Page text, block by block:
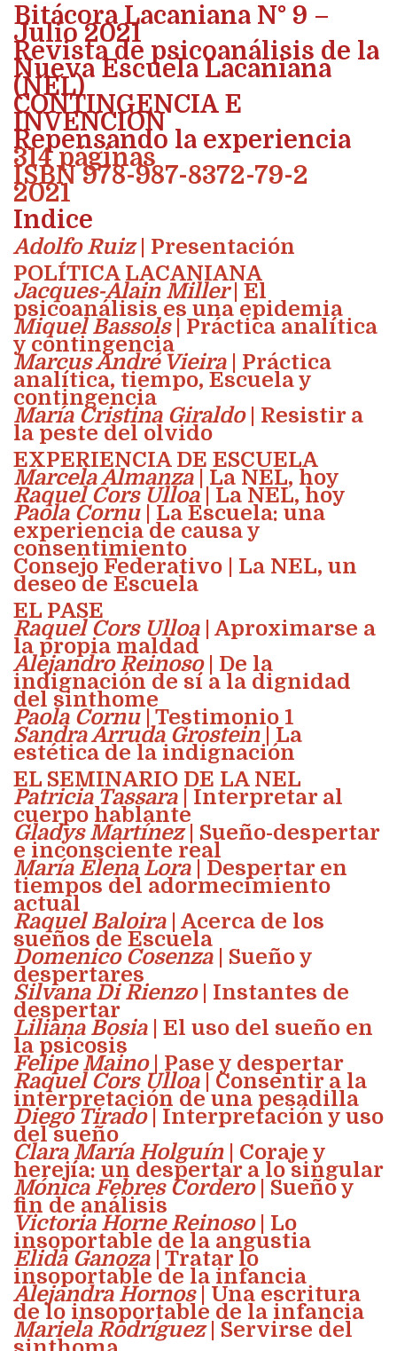
Bitácora Lacaniana N° 9 –
Julio 2021
Revista de psicoanálisis de la
Nueva Escuela Lacaniana
(NEL)
CONTINGENCIA E
INVENCION
Repensando la experiencia
314 páginas
ISBN 978-987-8372-79-2
2021
Indice
Adolfo Ruiz| Presentación
POLÍTICA LACANIANA
Jacques-Alain Miller| El
psicoanálisis es una epidemia
Miquel Bassols| Práctica analítica
y contingencia
Marcus André Vieira| Práctica
analítica, tiempo, Escuela y
contingencia
María Cristina Giraldo| Resistir a
la peste del olvido
EXPERIENCIA DE ESCUELA
Marcela Almanza| La NEL, hoy
Raquel Cors Ulloa| La NEL, hoy
Paola Cornu| La Escuela: una
experiencia de causa y
consentimiento
Consejo Federativo | La NEL, un
deseo de Escuela
EL PASE
Raquel Cors Ulloa| Aproximarse a
la propia maldad
Alejandro Reinoso| De la
indignación de sí a la dignidad
del sinthome
Paola Cornu| Testimonio 1
Sandra Arruda Grostein| La
estética de la indignación
EL SEMINARIO DE LA NEL
Patricia Tassara| Interpretar al
cuerpo hablante
Gladys Martínez| Sueño-despertar
e inconsciente real
María Elena Lora| Despertar en
tiempos del adormecimiento
actual
Raquel Baloira| Acerca de los
sueños de Escuela
Domenico Cosenza| Sueño y
despertares
Silvana Di Rienzo| Instantes de
despertar
Liliana Bosia| El uso del sueño en
la psicosis
Felipe Maino| Pase y despertar
Raquel Cors Ulloa| Consentir a la
interpretación de una pesadilla
Diego Tirado| Interpretación y uso
del sueño
Clara María Holguín| Coraje y
herejía: un despertar a lo singular
Mónica Febres Cordero| Sueño y
fin de análisis
Victoria Horne Reinoso| Lo
insoportable de la angustia
Elida Ganoza| Tratar lo
insoportable de la infancia
Alejandra Hornos| Una escritura
de lo insoportable de la infancia
Mariela Rodríguez| Servirse del